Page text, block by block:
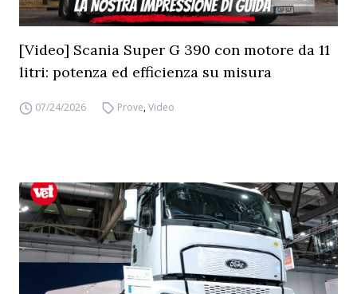
[Video] Scania Super G 390 con motore da 11
litri: potenza ed efficienza su misura
07/24/2026 Prove,Video